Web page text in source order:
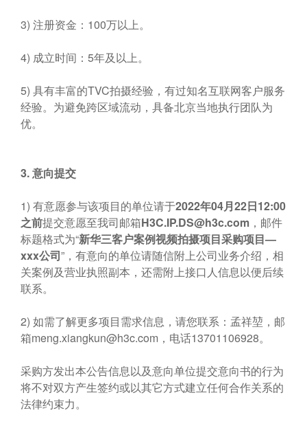
3) 注册资金：100万以上。
4) 成立时间：5年及以上。
5) 具有丰富的TVC拍摄经验，有过知名互联网客户服务
经验。为避免跨区域流动，具备北京当地执行团队为
优。
3.意向提交
1) 有意愿参与该项目的单位请于2022年04月22日12:00
之前提交意愿至我司邮箱H3C.IP.DS@h3c.com ，邮件
标题格式为“新华三客户案例视频拍摄项目采购项目—
xxx公司”，有意向的单位请随信附上公司业务介绍，相
关案例及营业执照副本，还需附上接口人信息以便后续
联系。
2) 如需了解更多项目需求信息，请您联系：孟祥堃，邮
箱meng.xiangkun@h3c.com ，电话13701106928。
采购方发出本公告信息以及意向单位提交意向书的行为
将不对双方产生签约或以其它方式建立任何合作关系的
法律约束力。